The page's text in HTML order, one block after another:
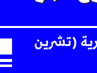
(تشرين